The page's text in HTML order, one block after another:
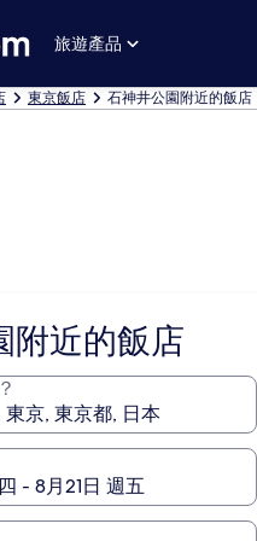
旅遊產品
東京飯店 石神井公園附近的飯店
附近的飯店
- 8月21日 週五